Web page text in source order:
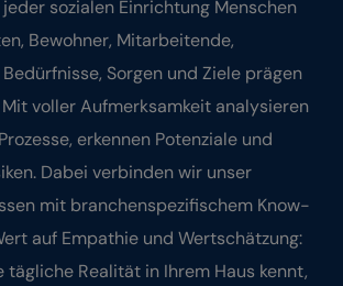
sozialen Einrichtung Menschen
Bewohner, Mitarbeitende,
Sorgen und Ziele prägen
voller Aufmerksamkeit analysieren
erkennen Potenziale und
Dabei verbinden wir unser
mit branchenspezifischem Know-
auf Empathie und Wertschätzung:
tägliche Realität in Ihrem Haus kennt,